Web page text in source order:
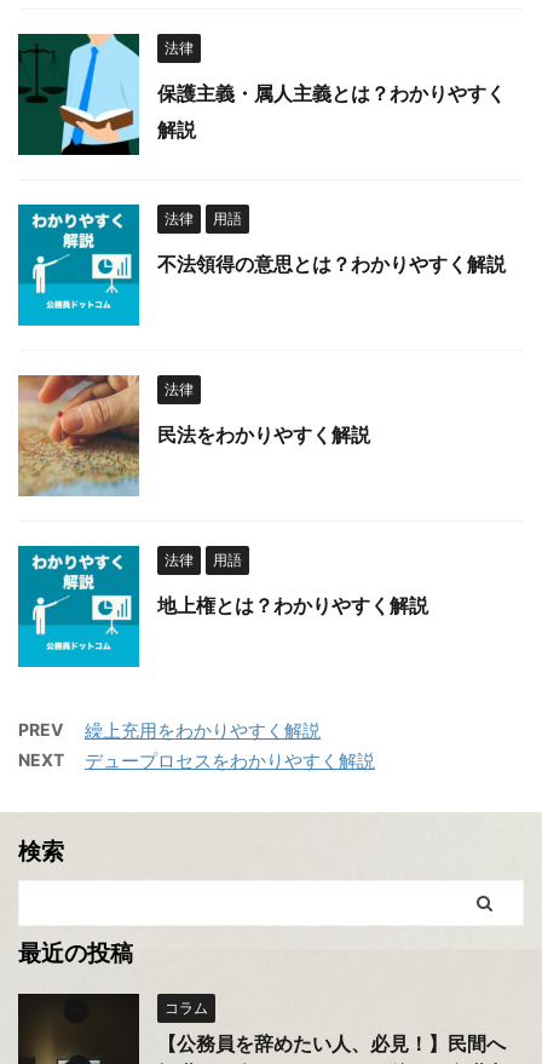
法律
保護主義・属人主義とは？わかりやすく
解説
法律 用語
不法領得の意思とは？わかりやすく解説
法律
民法をわかりやすく解説
法律 用語
地上権とは？わかりやすく解説
PREV 繰上充用をわかりやすく解説
NEXT デュープロセスをわかりやすく解説
検索
最近の投稿
コラム
【公務員を辞めたい人、必見！】民間へ